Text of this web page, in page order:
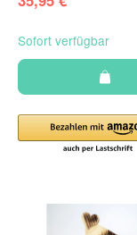
Sofort verfügbar